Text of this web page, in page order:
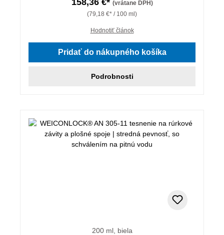
(vrátane DPH)
(79,18 €* / 100 ml)
Hodnotiť článok
Pridať do nákupného košíka
Podrobnosti
200 ml, biela